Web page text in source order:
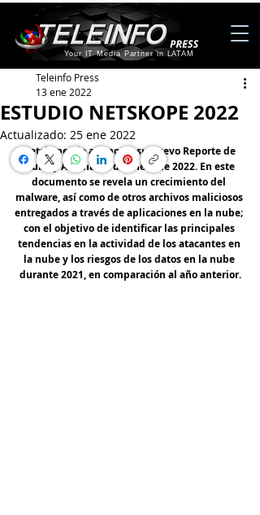
Your IT Media Partner in LATAM
ESTUDIO NETSKOPE 2022
Teleinfo Press
13 ene 2022
Actualizado: 25 ene 2022
Netskope dio a conocer su nuevo Reporte de
Nube y Amenazas de enero de 2022. En este
documento se revela un crecimiento del
malware, así como de otros archivos maliciosos
entregados a través de aplicaciones en la nube;
con el objetivo de identificar las principales
tendencias en la actividad de los atacantes en
la nube y los riesgos de los datos en la nube
durante 2021, en comparación al año anterior.